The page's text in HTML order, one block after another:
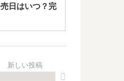
日はいつ？完